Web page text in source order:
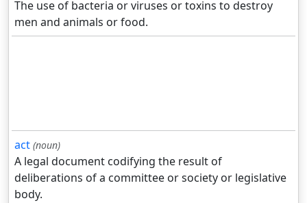
The use of bacteria or viruses or toxins to destroy
men and animals or food.
act (noun)
A legal document codifying the result of
deliberations of a committee or society or legislative
body.